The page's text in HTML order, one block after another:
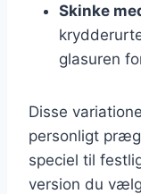
Skinke
glasuren
Disse
personligt
speciel til
version du